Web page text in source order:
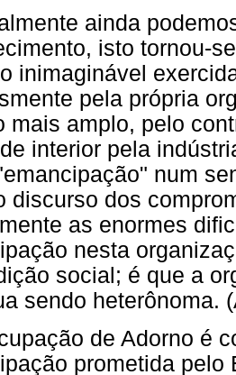
ainda
isto tornou-
inimaginável
pela própria
mais amplo, pelo
interior pela
num
discurso dos
as enormes
nesta
social; é que a
sendo heterônoma.
de Adorno é
prometida